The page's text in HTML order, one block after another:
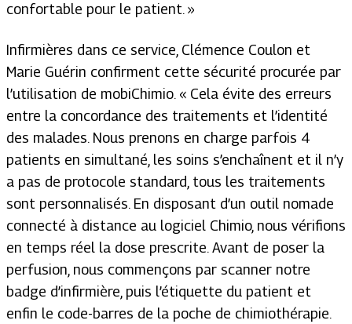
confortable pour le patient. »
Infirmières dans ce service, Clémence Coulon et
Marie Guérin confirment cette sécurité procurée par
l’utilisation de mobiChimio. « Cela évite des erreurs
entre la concordance des traitements et l’identité
des malades. Nous prenons en charge parfois 4
patients en simultané, les soins s’enchaînent et il n’y
a pas de protocole standard, tous les traitements
sont personnalisés. En disposant d’un outil nomade
connecté à distance au logiciel Chimio, nous vérifions
en temps réel la dose prescrite. Avant de poser la
perfusion, nous commençons par scanner notre
badge d’infirmière, puis l’étiquette du patient et
enfin le code-barres de la poche de chimiothérapie.